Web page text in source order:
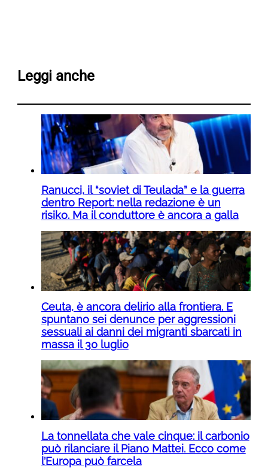
Leggi anche
Ranucci, il “soviet di Teulada” e la guerra
dentro Report: nella redazione è un
risiko. Ma il conduttore è ancora a galla
Ceuta, è ancora delirio alla frontiera. E
spuntano sei denunce per aggressioni
sessuali ai danni dei migranti sbarcati in
massa il 30 luglio
La tonnellata che vale cinque: il carbonio
può rilanciare il Piano Mattei. Ecco come
l’Europa può farcela